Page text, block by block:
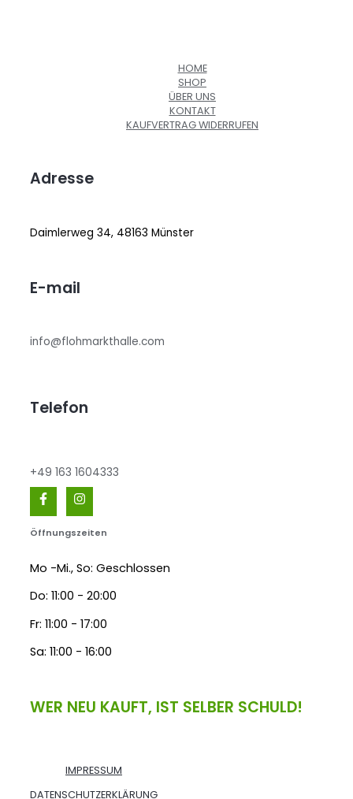
HOME
SHOP
ÜBER UNS
KONTAKT
KAUFVERTRAG WIDERRUFEN
Adresse
Daimlerweg 34, 48163 Münster
E-mail
info@flohmarkthalle.com
Telefon
+49 163 1604333
Öffnungszeiten
Mo -Mi., So: Geschlossen
Do: 11:00 - 20:00
Fr: 11:00 - 17:00
Sa: 11:00 - 16:00
WER NEU KAUFT, IST SELBER SCHULD!
IMPRESSUM
DATENSCHUTZERKLÄRUNG